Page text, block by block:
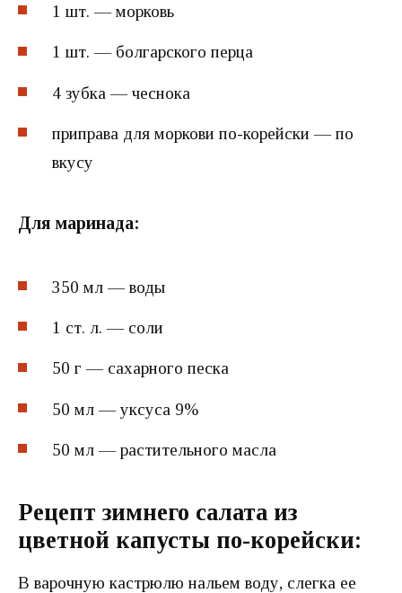
1 шт. — морковь
1 шт. — болгарского перца
4 зубка — чеснока
приправа для моркови по-корейски — по
вкусу
Для маринада:
350 мл — воды
1 ст. л. — соли
50 г — сахарного песка
50 мл — уксуса 9%
50 мл — растительного масла
Рецепт зимнего салата из
цветной капусты по-корейски:
В варочную кастрюлю нальем воду, слегка ее